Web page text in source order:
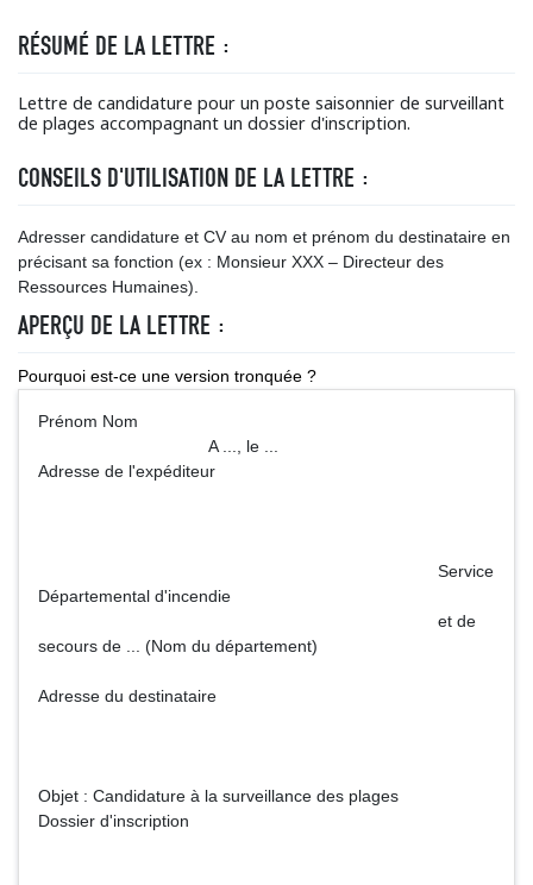
RÉSUMÉ DE LA LETTRE :
Lettre de candidature pour un poste saisonnier de surveillant
de plages accompagnant un dossier d'inscription.
CONSEILS D'UTILISATION DE LA LETTRE :
Adresser candidature et CV au nom et prénom du destinataire en
précisant sa fonction (ex : Monsieur XXX – Directeur des
Ressources Humaines).
APERÇU DE LA LETTRE :
Pourquoi est-ce une version tronquée ?
Prénom Nom
A ..., le ...
Adresse de l'expéditeur
Service
Départemental d'incendie
et de
secours de ... (Nom du département)
Adresse du destinataire
Objet : Candidature à la surveillance des plages
Dossier d'inscription